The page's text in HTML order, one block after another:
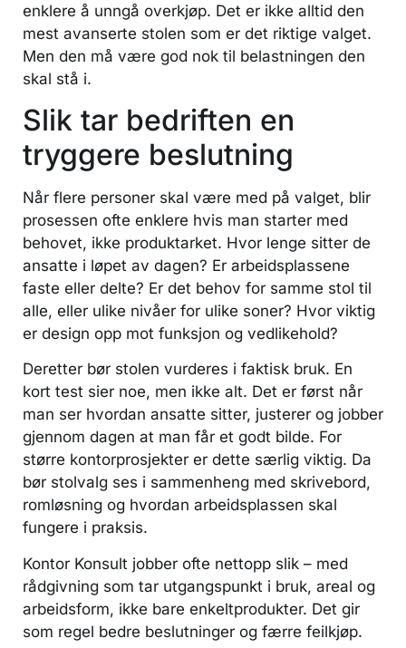
enklere å unngå overkjøp. Det er ikke alltid den
mest avanserte stolen som er det riktige valget.
Men den må være god nok til belastningen den
skal stå i.
Slik tar bedriften en
tryggere beslutning
Når flere personer skal være med på valget, blir
prosessen ofte enklere hvis man starter med
behovet, ikke produktarket. Hvor lenge sitter de
ansatte i løpet av dagen? Er arbeidsplassene
faste eller delte? Er det behov for samme stol til
alle, eller ulike nivåer for ulike soner? Hvor viktig
er design opp mot funksjon og vedlikehold?
Deretter bør stolen vurderes i faktisk bruk. En
kort test sier noe, men ikke alt. Det er først når
man ser hvordan ansatte sitter, justerer og jobber
gjennom dagen at man får et godt bilde. For
større kontorprosjekter er dette særlig viktig. Da
bør stolvalg ses i sammenheng med skrivebord,
romløsning og hvordan arbeidsplassen skal
fungere i praksis.
Kontor Konsult jobber ofte nettopp slik – med
rådgivning som tar utgangspunkt i bruk, areal og
arbeidsform, ikke bare enkeltprodukter. Det gir
som regel bedre beslutninger og færre feilkjøp.